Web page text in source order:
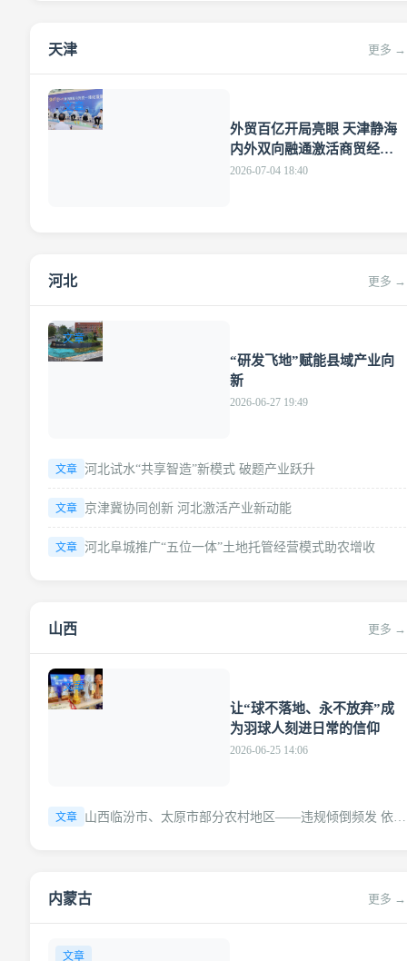
天津 更多 →
文章
外贸百亿开局亮眼 天津静海
内外双向融通激活商贸经济
新动能
2026-07-04 18:40
河北 更多 →
文章
“研发飞地”赋能县域产业向
新
2026-06-27 19:49
文章 河北试水“共享智造”新模式 破题产业跃升
文章 京津冀协同创新 河北激活产业新动能
文章 河北阜城推广“五位一体”土地托管经营模式助农增收
山西 更多 →
文章
让“球不落地、永不放弃”成
为羽球人刻进日常的信仰
2026-06-25 14:06
文章
山西临汾市、太原市部分农村地区——违规倾倒频发 依然
内蒙古 更多 →
文章